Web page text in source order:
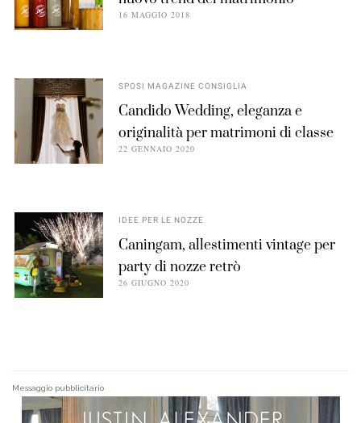
16 MAGGIO 2018
SPOSI MAGAZINE CONSIGLIA
Candido Wedding, eleganza e
originalità per matrimoni di classe
22 GENNAIO 2020
IDEE PER LE NOZZE
Caningam, allestimenti vintage per
party di nozze retrò
26 GIUGNO 2020
Messaggio pubblicitario